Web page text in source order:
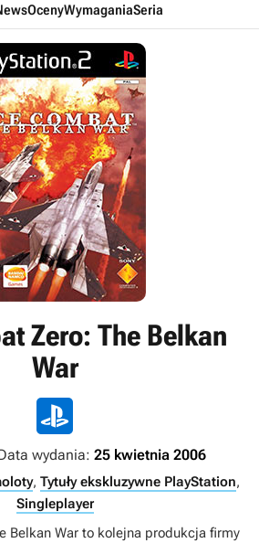
OcenyWymaganiaSeria
Zero: The Belkan
War
wydania: 25 kwietnia 2006
, Tytuły ekskluzywne PlayStation,
Singleplayer
Belkan War to kolejna produkcja firmy